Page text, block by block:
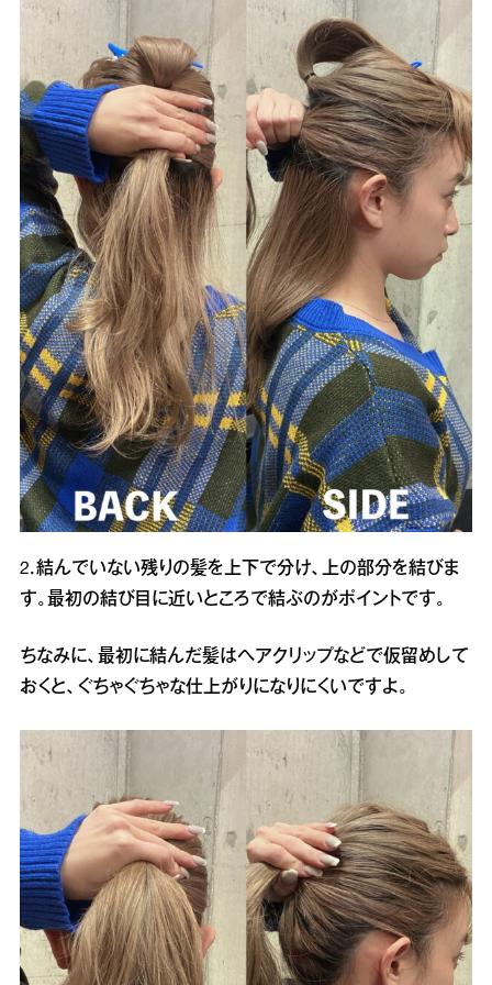
2．結んでいない残りの髪を上下で分け、上の部分を結びま
す。最初の結び目に近いところで結ぶのがポイントです。
ちなみに、最初に結んだ髪はヘアクリップなどで仮留めして
おくと、ぐちゃぐちゃな仕上がりになりにくいですよ。